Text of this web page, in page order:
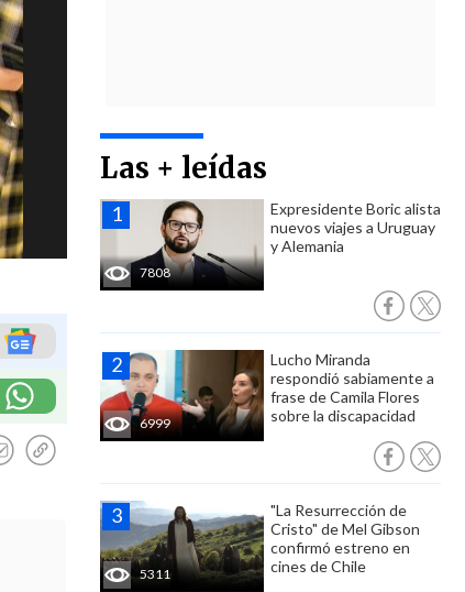
Las + leídas
7808
Expresidente Boric alista
nuevos viajes a Uruguay
y Alemania
6999
Lucho Miranda
respondió sabiamente a
frase de Camila Flores
sobre la discapacidad
5311
"La Resurrección de
Cristo" de Mel Gibson
confirmó estreno en
cines de Chile